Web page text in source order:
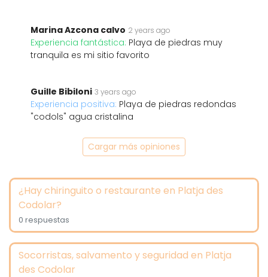
Marina Azcona calvo 2 years ago
Experiencia fantástica: Playa de piedras muy
tranquila es mi sitio favorito
Guille Bibiloni 3 years ago
Experiencia positiva: Playa de piedras redondas
"codols" agua cristalina
Cargar más opiniones
¿Hay chiringuito o restaurante en Platja des
Codolar?
0 respuestas
Socorristas, salvamento y seguridad en Platja
des Codolar